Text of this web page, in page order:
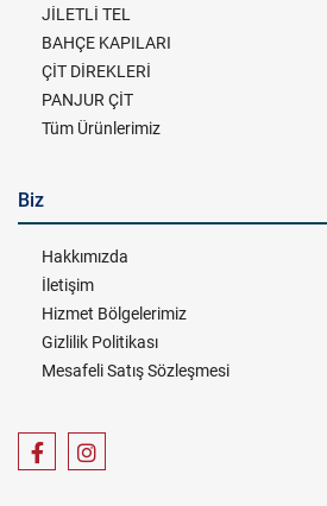
JİLETLİ TEL
BAHÇE KAPILARI
ÇİT DİREKLERİ
PANJUR ÇİT
Tüm Ürünlerimiz
Biz
Hakkımızda
İletişim
Hizmet Bölgelerimiz
Gizlilik Politikası
Mesafeli Satış Sözleşmesi